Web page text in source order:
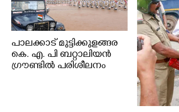
പാലക്കാട് മുട്ടിക്കുളങ്ങര
കെ. എ. പി ബറ്റാലിയൻ
ഗ്രൗണ്ടിൽ പരിശീലനം